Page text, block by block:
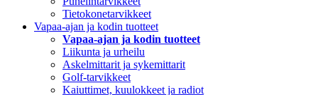
Tietokonetarvikkeet
Vapaa-ajan ja kodin tuotteet
Vapaa-ajan ja kodin tuotteet
Liikunta ja urheilu
Askelmittarit ja sykemittarit
Golf-tarvikkeet
Kaiuttimet, kuulokkeet ja radiot